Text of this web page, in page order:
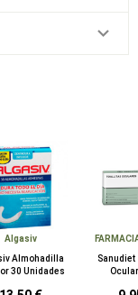
Algasiv
Almohadilla
30 Unidades